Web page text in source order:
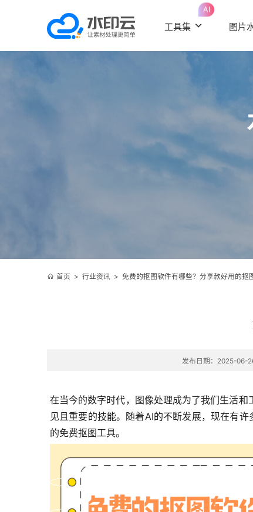
工具集
AI
图片
首页 > 行业资讯> 免费的抠图软件有哪些？分享款好用的抠
发布日期：2025-06-
在当今的数字时代，图像处理成为了我们生活
见且重要的技能。随着AI的不断发展，现在有
的免费抠图工具。